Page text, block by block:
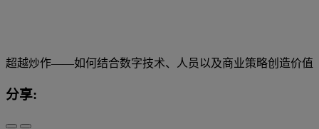
超越炒作——如何结合数字技术、人员以及商业策略创造价值
分享: